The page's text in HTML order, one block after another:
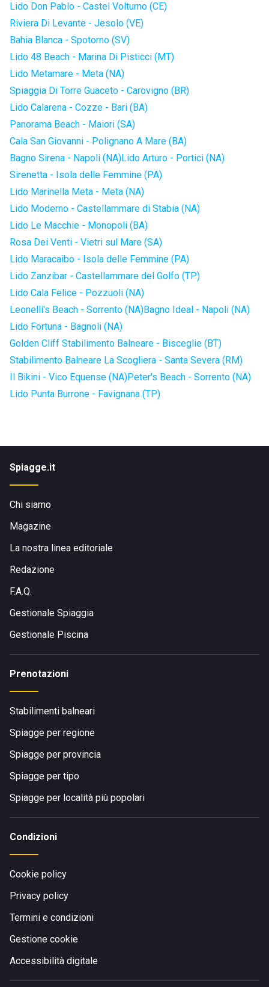
Lido Don Pablo - Castel Volturno (CE)
Riviera Di Levante - Jesolo (VE)
Bahia Blanca - Spotorno (SV)
Lido 48 Beach - Marina Di Pisticci (MT)
Lido Metamare - Meta (NA)
Spiaggia Di Torre Guaceto - Carovigno (BR)
Lido Calarena - Cozze - Bari (BA)
Panorama Beach - Maiori (SA)
Cala San Giovanni - Polignano A Mare (BA)
Bagno Sirena - Napoli (NA)Lido Arturo - Portici (NA)
Sirenetta - Isola delle Femmine (PA)
Lido Marinella Meta - Meta (NA)
Lido Moderno - Castellammare di Stabia (NA)
Lido Le Macchie - Monopoli (BA)
Rosa Dei Venti - Vietri sul Mare (SA)
Lido Maracaibo - Isola delle Femmine (PA)
Lido Zanzibar - Castellammare del Golfo (TP)
Lido Cala Felice - Pozzuoli (NA)
Leonelli's Beach - Sorrento (NA)Bagno Ideal - Napoli (NA)
Lido Fortuna - Bagnoli (NA)
Golden Cliff Stabilimento Balneare - Bisceglie (BT)
Stabilimento Balneare La Scogliera - Santa Severa (RM)
Il Bikini - Vico Equense (NA)Peter's Beach - Sorrento (NA)
Lido Punta Burrone - Favignana (TP)
Spiagge.it
Chi siamo
Magazine
La nostra linea editoriale
Redazione
F.A.Q.
Gestionale Spiaggia
Gestionale Piscina
Prenotazioni
Stabilimenti balneari
Spiagge per regione
Spiagge per provincia
Spiagge per tipo
Spiagge per località più popolari
Condizioni
Cookie policy
Privacy policy
Termini e condizioni
Gestione cookie
Accessibilità digitale